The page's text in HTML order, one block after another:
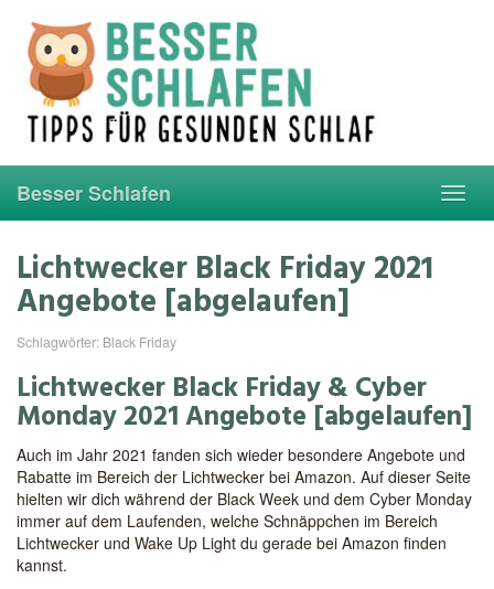
main
content
Besser Schlafen
Lichtwecker Black Friday 2021
Angebote [abgelaufen]
Schlagwörter: Black Friday
Lichtwecker Black Friday & Cyber
Monday 2021 Angebote [abgelaufen]
Auch im Jahr 2021 fanden sich wieder besondere Angebote und
Rabatte im Bereich der Lichtwecker bei Amazon. Auf dieser Seite
hielten wir dich während der Black Week und dem Cyber Monday
immer auf dem Laufenden, welche Schnäppchen im Bereich
Lichtwecker und Wake Up Light du gerade bei Amazon finden
kannst.